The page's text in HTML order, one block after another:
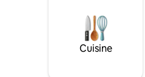
Cuisine